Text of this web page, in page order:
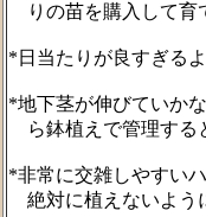
りの苗を購入して育
*日当たりが良すぎる
*地下茎が伸びていか
ら鉢植えで管理する
*非常に交雑しやすい
絶対に植えないよう